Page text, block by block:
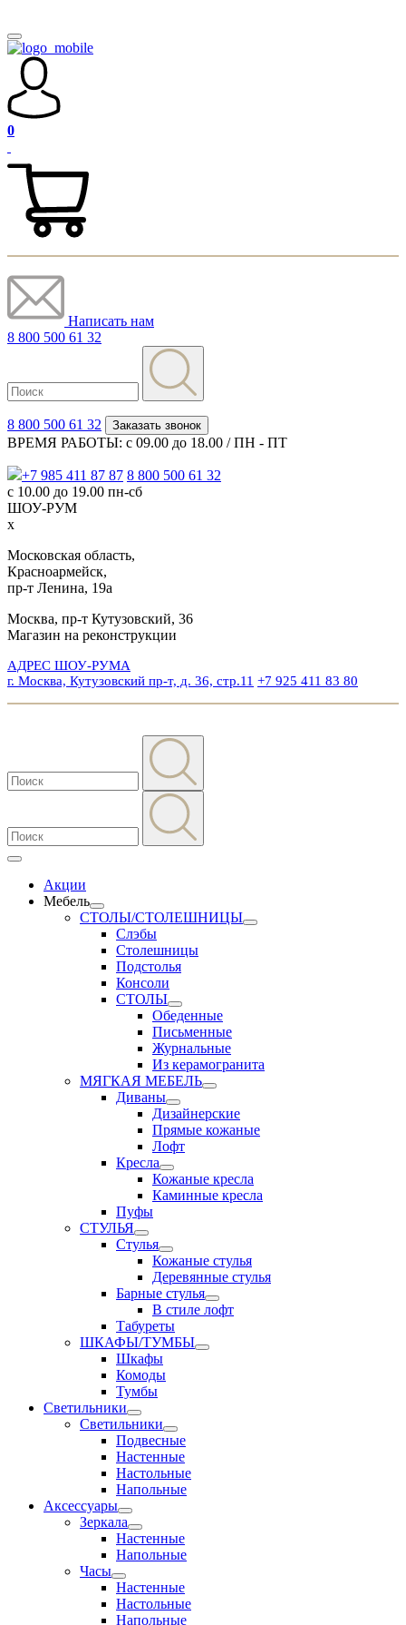
0
Написать нам
8 800 500 61 32
8 800 500 61 32 Заказать звонок
ВРЕМЯ РАБОТЫ: с 09.00 до 18.00 / ПН - ПТ
+7 985 411 87 87 8 800 500 61 32
с 10.00 до 19.00 пн-сб
ШОУ-РУМ
x
Московская область,
Красноармейск,
пр-т Ленина, 19а
Москва, пр-т Кутузовский, 36
Магазин на реконструкции
АДРЕС ШОУ-РУМА
г. Москва, Кутузовский пр-т, д. 36, стр.11 +7 925 411 83 80
Акции
Мебель
СТОЛЫ/СТОЛЕШНИЦЫ
Слэбы
Столешницы
Подстолья
Консоли
СТОЛЫ
Обеденные
Письменные
Журнальные
Из керамогранита
МЯГКАЯ МЕБЕЛЬ
Диваны
Дизайнерские
Прямые кожаные
Лофт
Кресла
Кожаные кресла
Каминные кресла
Пуфы
СТУЛЬЯ
Стулья
Кожаные стулья
Деревянные стулья
Барные стулья
В стиле лофт
Табуреты
ШКАФЫ/ТУМБЫ
Шкафы
Комоды
Тумбы
Светильники
Светильники
Подвесные
Настенные
Настольные
Напольные
Аксессуары
Зеркала
Настенные
Напольные
Часы
Настенные
Настольные
Напольные